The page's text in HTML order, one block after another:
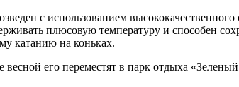
с использованием
плюсовую температуру и способен
катанию на коньках.
его переместят в парк отдыха